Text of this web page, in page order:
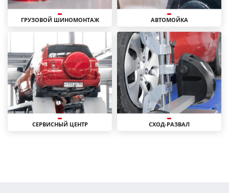
ГРУЗОВОЙ ШИНОМОНТАЖ АВТОМОЙКА
СЕРВИСНЫЙ ЦЕНТР СХОД-РАЗВАЛ